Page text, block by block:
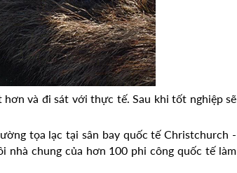
và đi sát với thực tế. Sau khi tốt nghiệp sẽ
tọa lạc tại sân bay quốc tế Christchurch -
nhà chung của hơn 100 phi công quốc tế làm